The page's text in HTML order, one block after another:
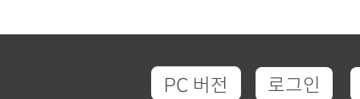
PC 버전 로그인